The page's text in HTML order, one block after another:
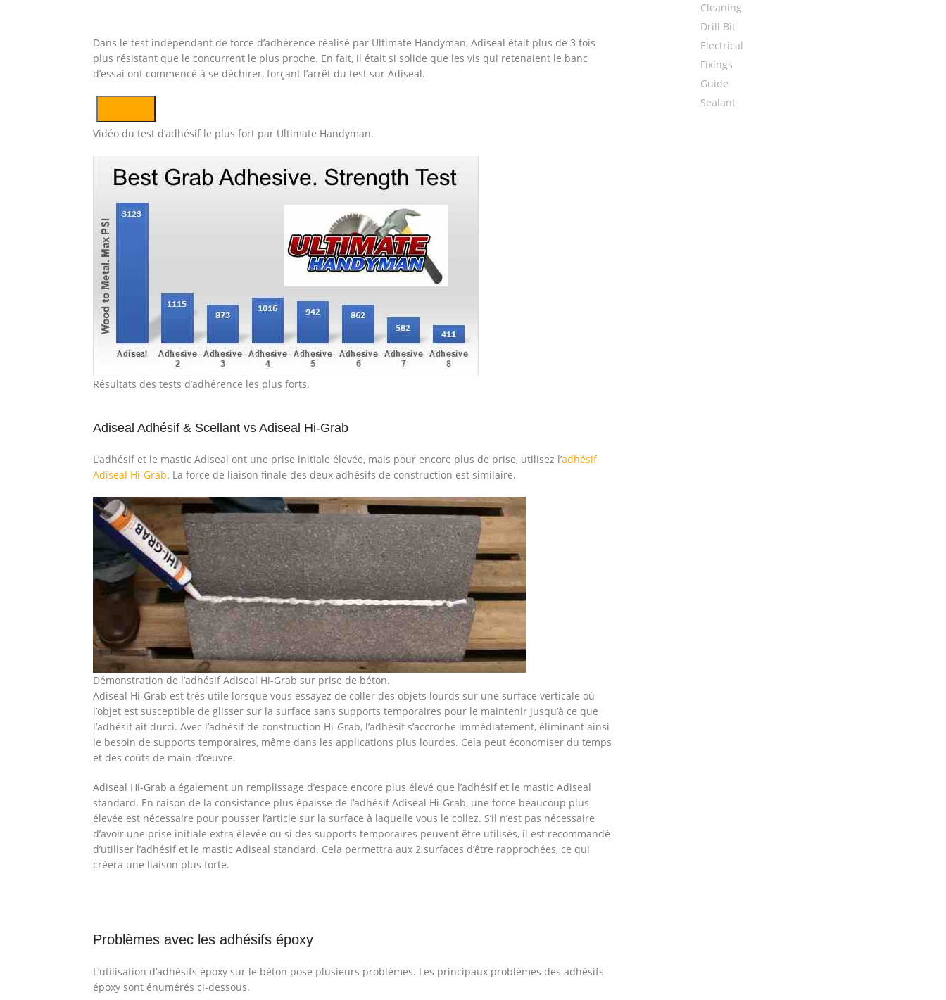
Dans le test indépendant de force d’adhérence réalisé par Ultimate Handyman, Adiseal était plus de 3 fois
plus résistant que le concurrent le plus proche. En fait, il était si solide que les vis qui retenaient le banc
d’essai ont commencé à se déchirer, forçant l’arrêt du test sur Adiseal.
Vidéo du test d’adhésif le plus fort par Ultimate Handyman.
Résultats des tests d’adhérence les plus forts.
Adiseal Adhésif & Scellant vs Adiseal Hi-Grab
L’adhésif et le mastic Adiseal ont une prise initiale élevée, mais pour encore plus de prise, utilisez l’adhésif
Adiseal Hi-Grab. La force de liaison finale des deux adhésifs de construction est similaire.
Démonstration de l’adhésif Adiseal Hi-Grab sur prise de béton.
Adiseal Hi-Grab est très utile lorsque vous essayez de coller des objets lourds sur une surface verticale où
l’objet est susceptible de glisser sur la surface sans supports temporaires pour le maintenir jusqu’à ce que
l’adhésif ait durci. Avec l’adhésif de construction Hi-Grab, l’adhésif s’accroche immédiatement, éliminant ainsi
le besoin de supports temporaires, même dans les applications plus lourdes. Cela peut économiser du temps
et des coûts de main-d’œuvre.
Adiseal Hi-Grab a également un remplissage d’espace encore plus élevé que l’adhésif et le mastic Adiseal
standard. En raison de la consistance plus épaisse de l’adhésif Adiseal Hi-Grab, une force beaucoup plus
élevée est nécessaire pour pousser l’article sur la surface à laquelle vous le collez. S’il n’est pas nécessaire
d’avoir une prise initiale extra élevée ou si des supports temporaires peuvent être utilisés, il est recommandé
d’utiliser l’adhésif et le mastic Adiseal standard. Cela permettra aux 2 surfaces d’être rapprochées, ce qui
créera une liaison plus forte.
Problèmes avec les adhésifs époxy
L’utilisation d’adhésifs époxy sur le béton pose plusieurs problèmes. Les principaux problèmes des adhésifs
époxy sont énumérés ci-dessous.
Cleaning
Drill Bit
Electrical
Fixings
Guide
Sealant